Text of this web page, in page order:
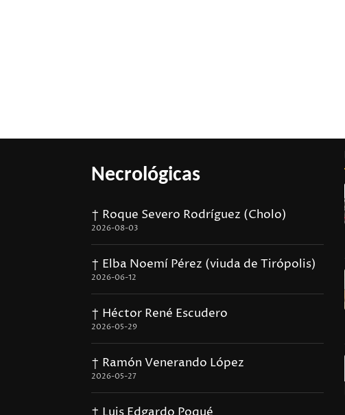
Necrológicas
† Roque Severo Rodríguez (Cholo)
2026-08-03
† Elba Noemí Pérez (viuda de Tirópolis)
2026-06-12
† Héctor René Escudero
2026-05-29
† Ramón Venerando López
2026-05-27